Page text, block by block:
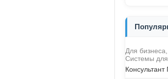
Для
Системы